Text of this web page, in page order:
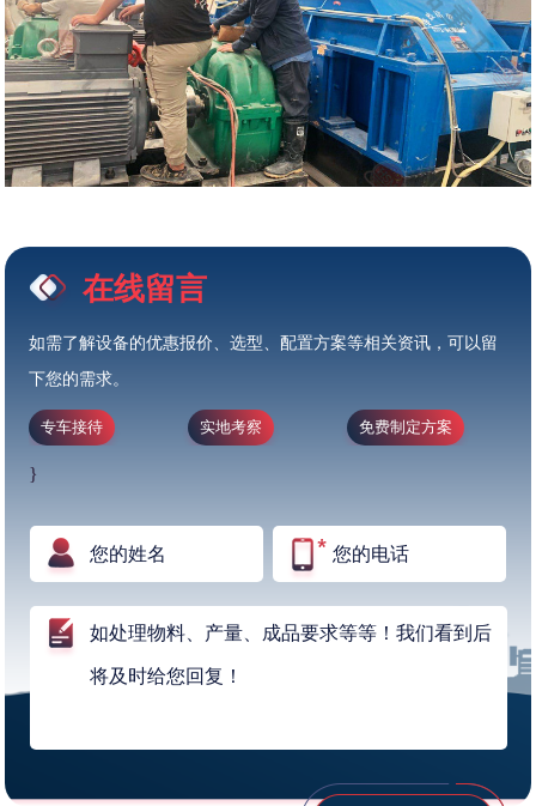
在线留言
如需了解设备的优惠报价、选型、配置方案等相关资讯，可以留
下您的需求。
专车接待 实地考察 免费制定方案
}